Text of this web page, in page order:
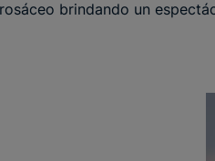
brindando un